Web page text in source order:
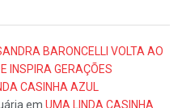
BARONCELLI VOLTA AO
INSPIRA GERAÇÕES
CASINHA AZUL
em UMA LINDA CASINHA